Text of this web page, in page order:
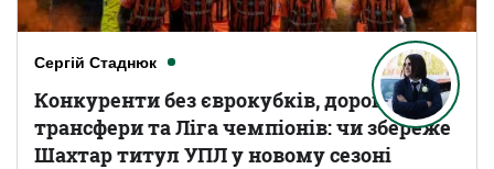
Сергій Стаднюк
Конкуренти без єврокубків, дорогі
трансфери та Ліга чемпіонів: чи збереже
Шахтар титул УПЛ у новому сезоні